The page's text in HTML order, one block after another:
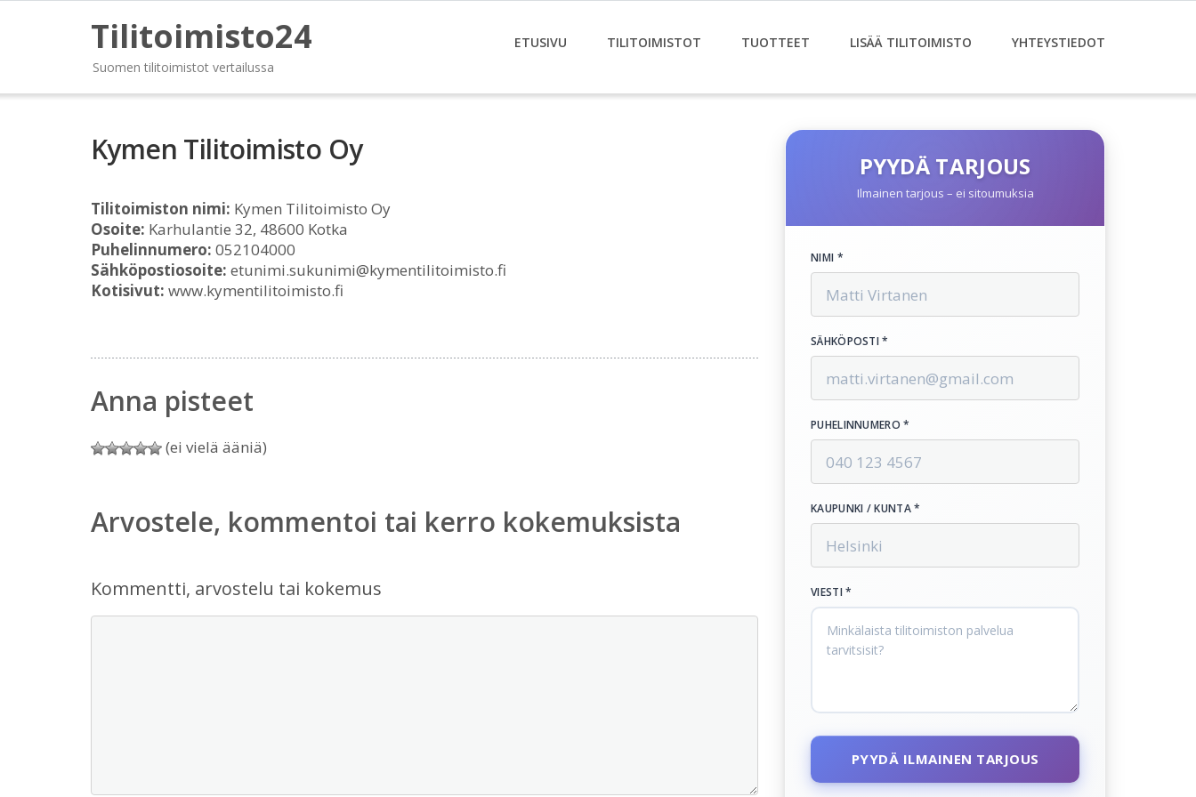
Tilitoimisto24
Suomen tilitoimistot vertailussa
ETUSIVU TILITOIMISTOT TUOTTEET LISÄÄ TILITOIMISTO YHTEYSTIEDOT
Kymen Tilitoimisto Oy
Tilitoimiston nimi: Kymen Tilitoimisto Oy
Osoite: Karhulantie 32, 48600 Kotka
Puhelinnumero: 052104000
Sähköpostiosoite: etunimi.sukunimi@kymentilitoimisto.fi
Kotisivut: www.kymentilitoimisto.fi
Anna pisteet
(ei vielä ääniä)
Arvostele, kommentoi tai kerro kokemuksista
Kommentti, arvostelu tai kokemus
PYYDÄ TARJOUS
Ilmainen tarjous – ei sitoumuksia
NIMI *
SÄHKÖPOSTI *
PUHELINNUMERO *
KAUPUNKI / KUNTA *
VIESTI *
PYYDÄ ILMAINEN TARJOUS